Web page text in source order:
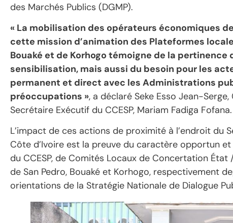
des Marchés Publics (DGMP).
« La mobilisation des opérateurs économiques
cette mission d’animation des Plateformes
Bouaké et de Korhogo témoigne de la
sensibilisation, mais aussi du besoin pour les
permanent et direct avec les Administrations
préoccupations », a déclaré Seke Esso Jean-
Secrétaire Exécutif du CCESP, Mariam Fadiga Fofana.
L’impact de ces actions de proximité à l’endroit du
Côte d’Ivoire est la preuve du caractère opportun
du CCESP, de Comités Locaux de Concertation
de San Pedro, Bouaké et Korhogo, respectivement
orientations de la Stratégie Nationale de Dialogue